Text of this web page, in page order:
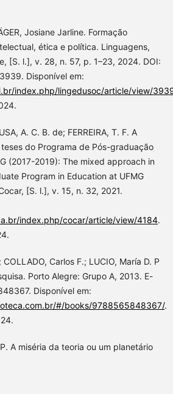
Josiane Jarline. Formação
ética e política. Linguagens,
[S. l.], v. 28, n. 57, p. 1–23, 2024. DOI:
Disponível em:
index.php/lingedusoc/article/view/
A. C. B. de; FERREIRA, T. F. A
do Programa de Pós-graduação
(2017-2019): The mixed approach in
Program in Education at UFMG
[S. l.], v. 15, n. 32, 2021.
index.php/cocar/article/view/4184.
COLLADO, Carlos F.; LUCIO, María D. P
Porto Alegre: Grupo A, 2013. E-
Disponível em:
#/books/9788565848367/.
A miséria da teoria ou um planetário